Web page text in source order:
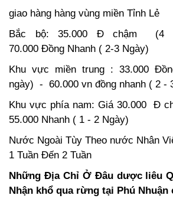
giao hàng hàng vùng miền Tỉnh Lẻ
Bắc bộ: 35.000 Đ chậm (4
70.000 Đồng Nhanh ( 2-3 Ngày)
Khu vực miền trung : 33.000
ngày) - 60.000 vn đồng nhanh ( 2 -
Khu vực phía nam: Giá 30.000 Đ
55.000 Nhanh ( 1 - 2 Ngày)
Nước Ngoài Tùy Theo nước Nhân
1 Tuần Đến 2 Tuần
Những Địa Chỉ Ở Đâu dược liêu
Nhận khổ qua rừng tại Phú